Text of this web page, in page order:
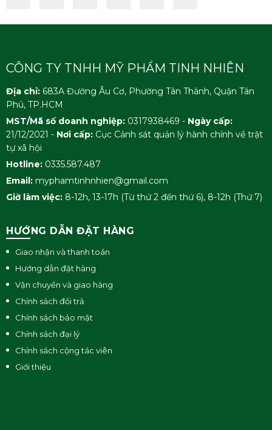
CÔNG TY TNHH MỸ PHẨM TINH NHIÊN
Địa chỉ: 683A Đường Âu Cơ, Phường Tân Thành, Quận Tân
Phú, TP.HCM
MST/Mã số doanh nghiệp: 0317938469 - Ngày cấp:
21/12/2021 - Nơi cấp: Cục Cảnh sát quản lý hành chính về trật
tự xã hội
Hotline: 0335.587.487
Email: myphamtinhnhien@gmail.com
Giờ làm việc: 8-12h, 13-17h (Từ thứ 2 đến thứ 6), 8-12h (Thứ 7)
HƯỚNG DẪN ĐẶT HÀNG
Giao nhận và thanh toán
Hướng dẫn đặt hàng
Vận chuyển và giao hàng
Chính sách đổi trả
Chính sách bảo mật
Chính sách đại lý
Chính sách cộng tác viên
Giới thiệu